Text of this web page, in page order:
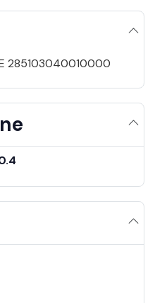
285103040010000